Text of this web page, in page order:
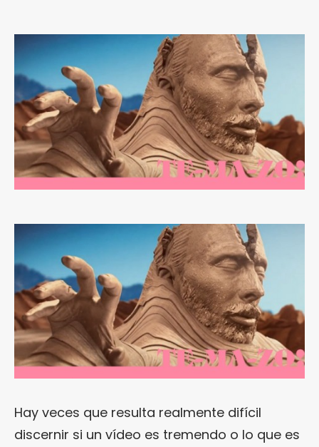
Hay veces que resulta realmente difícil
discernir si un vídeo es tremendo o lo que es